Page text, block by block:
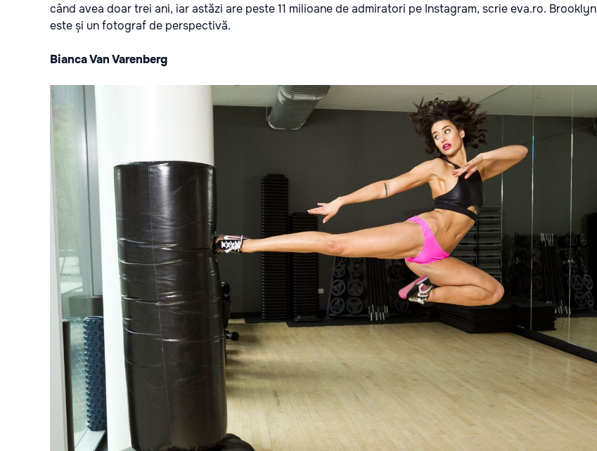
când avea doar trei ani, iar astăzi are peste 11 milioane de admiratori pe Instagram, scrieeva.ro. Brooklyn
este și un fotograf de perspectivă.
Bianca Van Varenberg